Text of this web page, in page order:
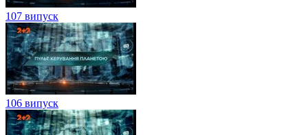
107 випуск
106 випуск